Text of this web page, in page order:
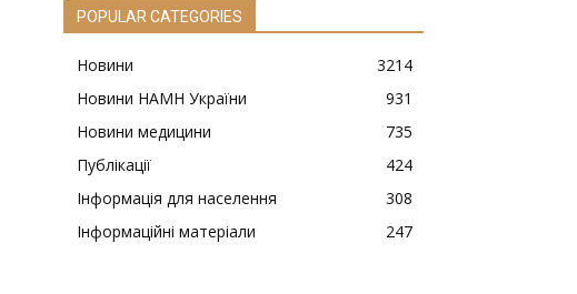
POPULAR CATEGORIES
Новини
3214
Новини НАМН України
931
Новини медицини
735
Публікації
424
Інформація для населення
308
Інформаційні матеріали
247